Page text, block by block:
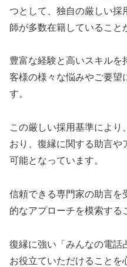
つとして、独自の厳しい採
師が多数在籍していること
豊富な経験と高いスキルを
客様の様々な悩みやご要望
す。
この厳しい採用基準により
おり、復縁に関する助言や
可能となっています。
信頼できる専門家の助言を
的なアプローチを模索する
復縁に強い「みんなの電話
お役立ていただけることを